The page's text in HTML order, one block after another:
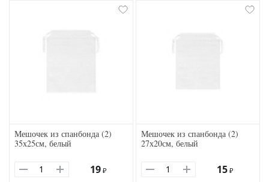
Мешочек из спанбонда (2)
35х25см, белый
19 ₽
Мешочек из спанбонда (2)
27х20см, белый
15 ₽